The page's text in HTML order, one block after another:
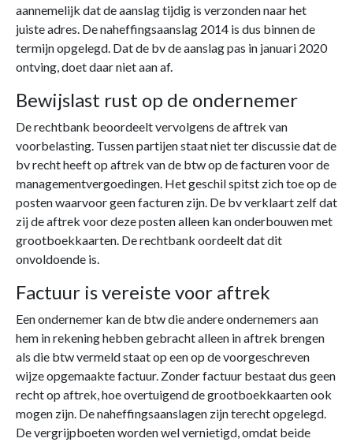
aannemelijk dat de aanslag tijdig is verzonden naar het
juiste adres. De naheffingsaanslag 2014 is dus binnen de
termijn opgelegd. Dat de bv de aanslag pas in januari 2020
ontving, doet daar niet aan af.
Bewijslast rust op de ondernemer
De rechtbank beoordeelt vervolgens de aftrek van
voorbelasting. Tussen partijen staat niet ter discussie dat de
bv recht heeft op aftrek van de btw op de facturen voor de
managementvergoedingen. Het geschil spitst zich toe op de
posten waarvoor geen facturen zijn. De bv verklaart zelf dat
zij de aftrek voor deze posten alleen kan onderbouwen met
grootboekkaarten. De rechtbank oordeelt dat dit
onvoldoende is.
Factuur is vereiste voor aftrek
Een ondernemer kan de btw die andere ondernemers aan
hem in rekening hebben gebracht alleen in aftrek brengen
als die btw vermeld staat op een op de voorgeschreven
wijze opgemaakte factuur. Zonder factuur bestaat dus geen
recht op aftrek, hoe overtuigend de grootboekkaarten ook
mogen zijn. De naheffingsaanslagen zijn terecht opgelegd.
De vergrijpboeten worden wel vernietigd, omdat beide